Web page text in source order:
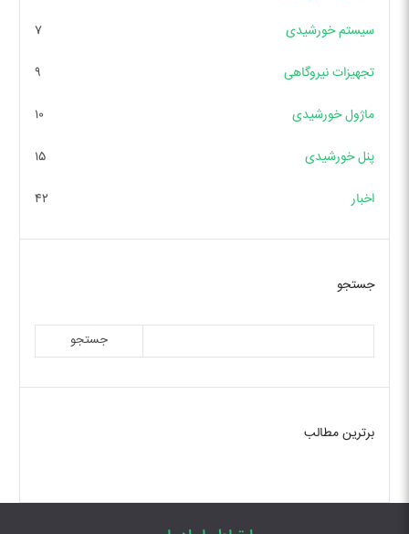
سیستم خورشیدی ۷
تجهیزات نیروگاهی ۹
ماژول خورشیدی ۱۰
پنل خورشیدی ۱۵
اخبار ۴۲
جستجو
جستجو
برترین مطالب